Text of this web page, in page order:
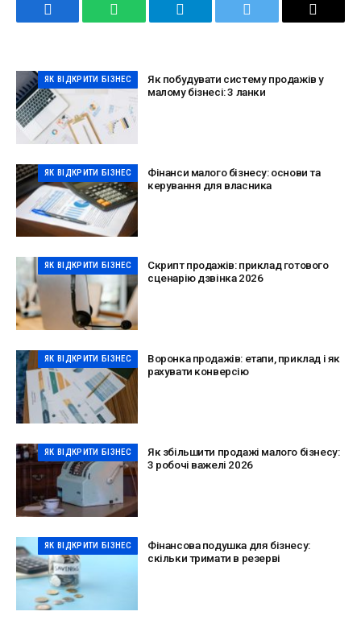
Facebook WhatsApp Telegram Twitter Email
ЯК ВІДКРИТИ БІЗНЕС
Як побудувати систему продажів у
малому бізнесі: 3 ланки
ЯК ВІДКРИТИ БІЗНЕС
Фінанси малого бізнесу: основи та
керування для власника
ЯК ВІДКРИТИ БІЗНЕС
Скрипт продажів: приклад готового
сценарію дзвінка 2026
ЯК ВІДКРИТИ БІЗНЕС
Воронка продажів: етапи, приклад і як
рахувати конверсію
ЯК ВІДКРИТИ БІЗНЕС
Як збільшити продажі малого бізнесу:
3 робочі важелі 2026
ЯК ВІДКРИТИ БІЗНЕС
Фінансова подушка для бізнесу:
скільки тримати в резерві